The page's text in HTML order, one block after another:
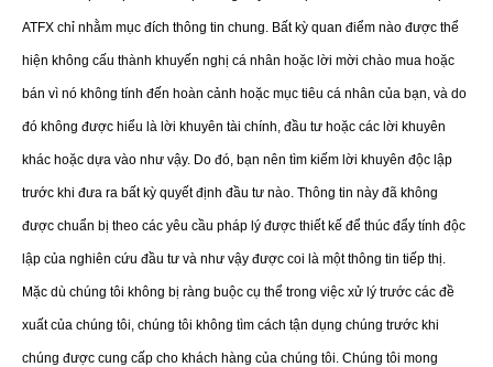
ATFX chỉ nhằm mục đích thông tin chung. Bất kỳ quan điểm nào được thể
hiện không cấu thành khuyến nghị cá nhân hoặc lời mời chào mua hoặc
bán vì nó không tính đến hoàn cảnh hoặc mục tiêu cá nhân của bạn, và do
đó không được hiểu là lời khuyên tài chính, đầu tư hoặc các lời khuyên
khác hoặc dựa vào như vậy. Do đó, bạn nên tìm kiếm lời khuyên độc lập
trước khi đưa ra bất kỳ quyết định đầu tư nào. Thông tin này đã không
được chuẩn bị theo các yêu cầu pháp lý được thiết kế để thúc đẩy tính độc
lập của nghiên cứu đầu tư và như vậy được coi là một thông tin tiếp thị.
Mặc dù chúng tôi không bị ràng buộc cụ thể trong việc xử lý trước các đề
xuất của chúng tôi, chúng tôi không tìm cách tận dụng chúng trước khi
chúng được cung cấp cho khách hàng của chúng tôi. Chúng tôi mong